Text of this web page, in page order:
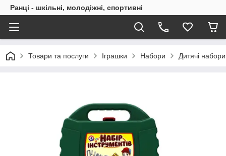
Ранці - шкільні, молодіжні, спортивні
Товари та послуги Іграшки Набори Дитячі набори